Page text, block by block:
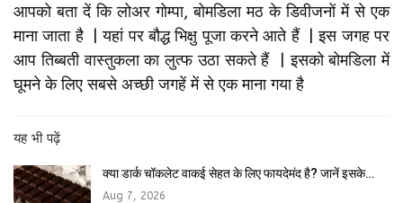
आपको बता दें कि लोअर गोम्पा, बोमडिला मठ के डिवीजनों में से एक
माना जाता है | यहां पर बौद्ध भिक्षु पूजा करने आते हैं | इस जगह पर
आप तिब्बती वास्तुकला का लुत्फ उठा सकते हैं | इसको बोमडिला में
घूमने के लिए सबसे अच्छी जगहें में से एक माना गया है
यह भी पढ़ें
क्या डार्क चॉकलेट वाकई सेहत के लिए फायदेमंद है? जानें इसके…
Aug 7, 2026